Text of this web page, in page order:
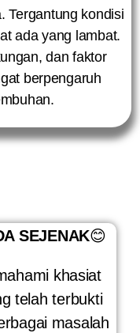
Tergantung kondisi
ada yang lambat.
dan faktor
berpengaruh
SEJENAK😊
khasiat
telah terbukti
masalah